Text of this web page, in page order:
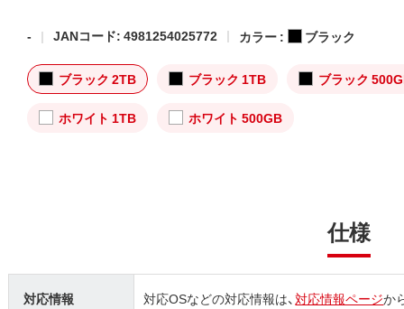
- JANコード: 4981254025772 カラー : ブラック
ブラック 2TB ブラック 1TB ブラック
ホワイト 1TB ホワイト 500GB
仕様
対応情報 対応OSなどの対応情報は、対応情報ページか